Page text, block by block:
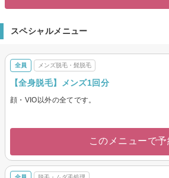
スペシャルメニュー
全員 メンズ脱毛・髭脱毛
【全身脱毛】メンズ1回分
顔・VIO以外の全てです。
このメニューで予